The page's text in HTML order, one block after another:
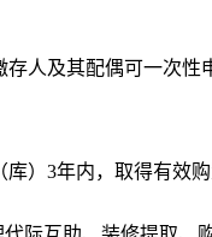
及其配偶可一次性
3年内，取得有效